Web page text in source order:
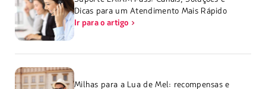
Dicas para um Atendimento Mais Rápido
Ir para o artigo
Milhas para a Lua de Mel: recompensas e